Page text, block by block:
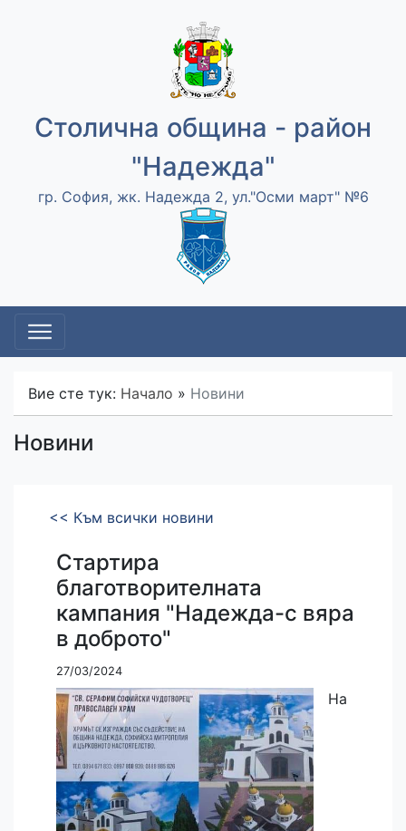
Столична община - район
"Надежда"
гр. София, жк. Надежда 2, ул."Осми март" №6
Вие сте тук: Начало » Новини
Новини
<< Към всички новини
Стартира
благотворителната
кампания "Надежда-с вяра
в доброто"
27/03/2024
На